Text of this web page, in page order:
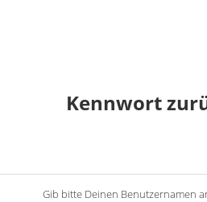
Kennwort
Gib bitte Deinen Benutzernamen